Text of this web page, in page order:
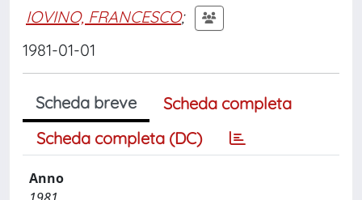
IOVINO, FRANCESCO;
1981-01-01
Scheda breve
Scheda completa
Scheda completa (DC)
Anno